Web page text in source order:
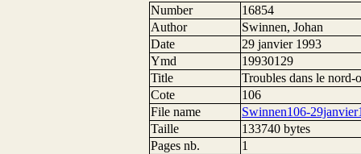
Number
16854
Author
Swinnen, Johan
Date
29 janvier 1993
Ymd
19930129
Title
Troubles dans le nord-
Cote
106
File name
Swinnen106-
Taille
133740 bytes
Pages nb.
1